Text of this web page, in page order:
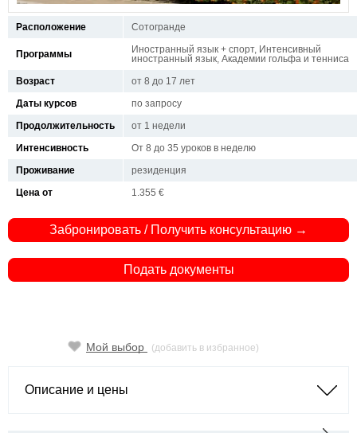
Расположение Сотогранде
Программы
Иностранный язык + спорт, Интенсивный
иностранный язык, Академии гольфа и тенниса
Возраст
от 8 до 17 лет
Даты курсов
по запросу
Продолжительность
от 1 недели
Интенсивность
От 8 до 35 уроков в неделю
Проживание
резиденция
Цена от
1.355 €
Забронировать / Получить консультацию →
Подать документы
Мой выбор (добавить в избранное)
Описание и цены